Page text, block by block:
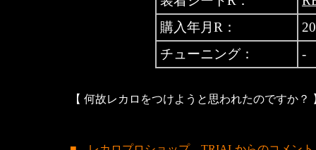
購入年月R：
チューニング：
-
【 何故レカロをつけようと思われたのですか？